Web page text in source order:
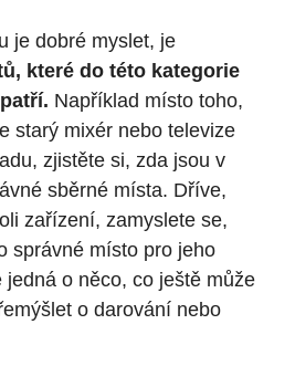
je dobré myslet, je
které do této kategorie
Například místo toho,
starý mixér nebo televize
zjistěte si, zda jsou v
sběrné místa. Dříve,
zařízení, zamyslete se,
správné místo pro jeho
o něco, co ještě může
o darování nebo